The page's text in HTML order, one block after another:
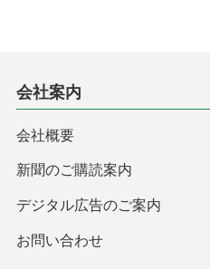
会社案内
会社概要
新聞のご購読案内
デジタル広告のご案内
お問い合わせ